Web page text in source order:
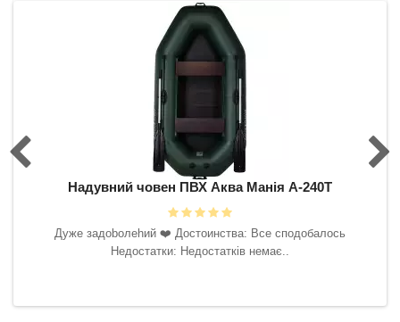
Надувний човен ПВХ Аква Манія А-240Т
Дyжe зaдoboлehий ❤️‍ Достоинства: Все сподобалось
Недостатки: Недостатків немає..